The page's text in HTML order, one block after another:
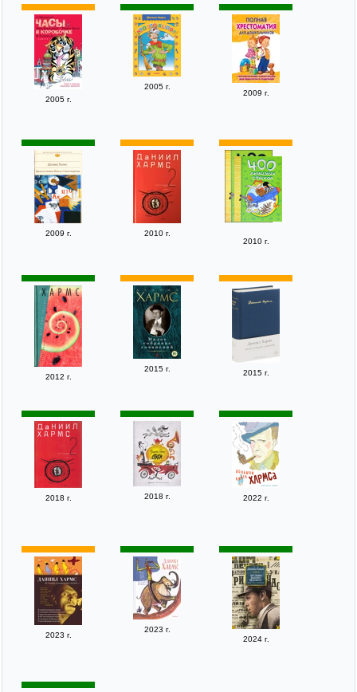
2005 г.
2005 г.
2009 г.
2009 г.
2010 г.
2010 г.
2012 г.
2015 г. 2015 г.
2018 г. 2018 г. 2022 г.
2023 г.
2023 г.
2024 г.